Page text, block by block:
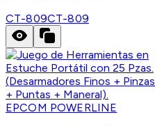
CT-809CT-809
EPCOM POWERLINE